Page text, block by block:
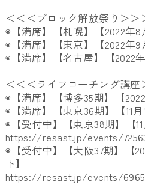
＜＜＜ブロック解放祭り＞＞
◉【満席】【札幌】【2022年8
◉【満席】【東京】【2022年9
◉【満席】【名古屋】【2022年
＜＜＜ライフコーチング講座
◉【満席】【博多35期】【
◉【満席】【東京36期】【11月
◉【受付中】【東京38期】【
https://resast.jp/events/
◉【受付中】【大阪37期】【
ト】
https://resast.jp/events/